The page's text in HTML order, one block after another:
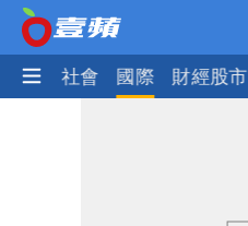
政治 社會 國際 財經股市